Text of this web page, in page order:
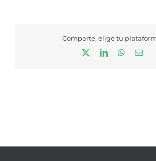
Comparte, elige tu
LinkedInWhatsApp